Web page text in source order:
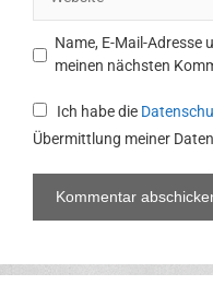
Name, E-Mail-Adresse
meinen nächsten
Ich habe die
Übermittlung meiner